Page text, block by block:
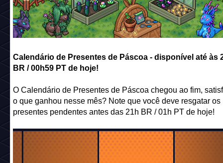
Calendário de Presentes de Páscoa - disponível até às
BR / 00h59 PT de hoje!
O Calendário de Presentes de Páscoa chegou ao fim,
o que ganhou nesse mês? Note que você deve resgatar os
presentes pendentes antes das 21h BR / 01h PT de hoje!